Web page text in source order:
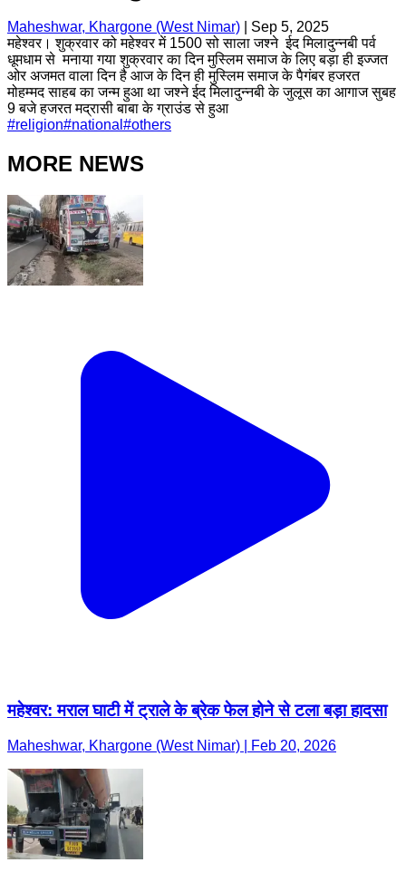
Maheshwar, Khargone (West Nimar)
Sep 5, 2025
महेश्वर। शुक्रवार को महेश्वर में 1500 सो साला जश्ने ईद मिलादुन्नबी पर्व
धूमधाम से मनाया गया शुक्रवार का दिन मुस्लिम समाज के लिए बड़ा ही इज्जत
ओर अजमत वाला दिन है आज के दिन ही मुस्लिम समाज के पैगंबर हजरत
मोहम्मद साहब का जन्म हुआ था जश्ने ईद मिलादुन्नबी के जुलूस का आगाज सुबह
9 बजे हजरत मद्रासी बाबा के ग्राउंड से हुआ
#religion#national #others
MORE NEWS
महेश्वर: मराल घाटी में ट्राले के ब्रेक फेल होने से टला बड़ा हादसा
Maheshwar, Khargone (West Nimar) | Feb 20, 2026